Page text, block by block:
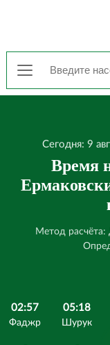
Сегодня: 9
Время
Метод расчёта:
02:57
Фаджр
05:18
Шурук